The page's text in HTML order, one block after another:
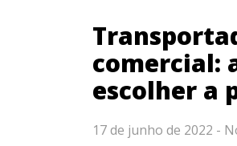
comercial:
escolher a
17 de junho de 2022 -